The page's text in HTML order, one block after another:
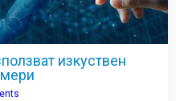
изкуствен